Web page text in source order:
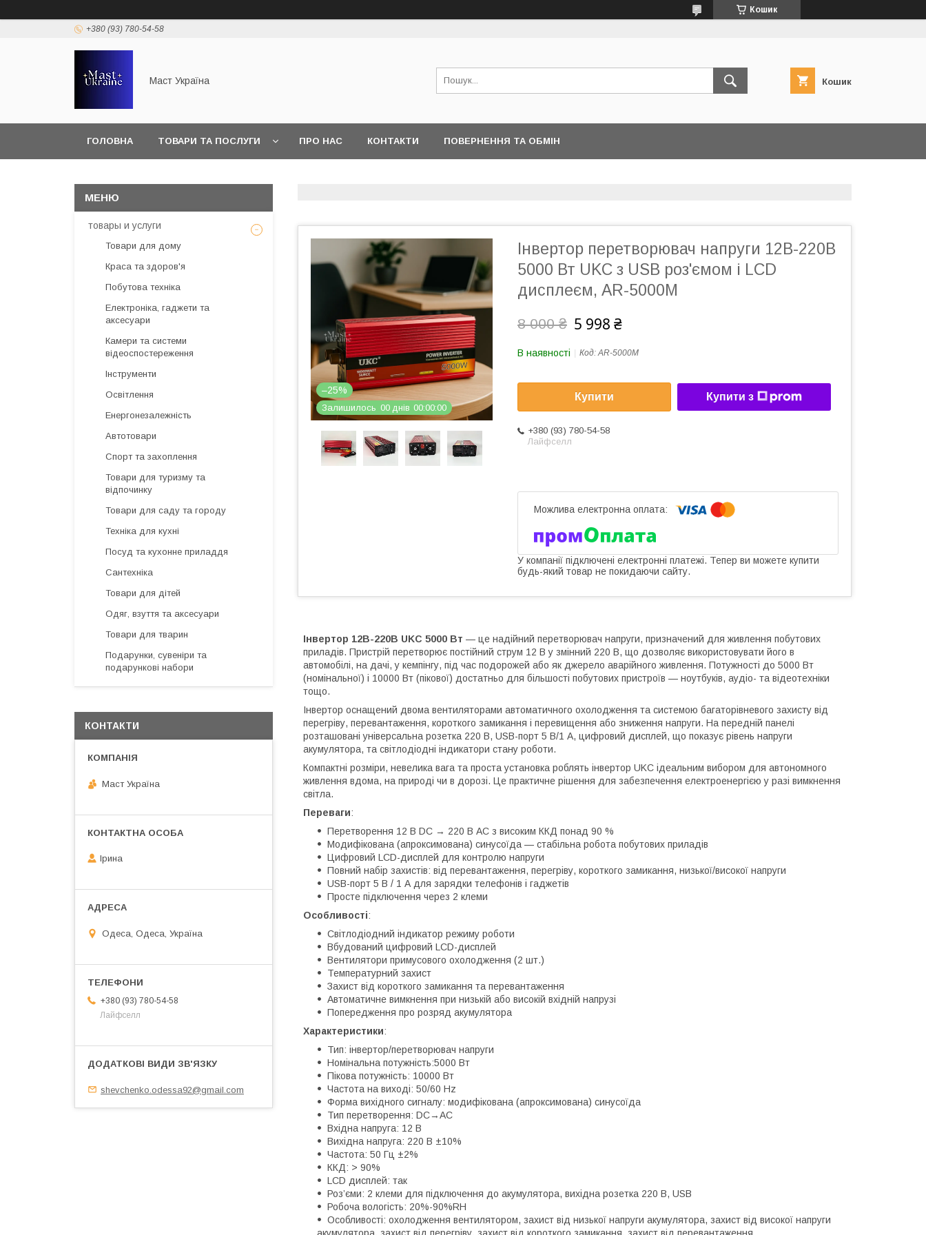
Кошик
+380 (93) 780-54-58
Маст Україна Кошик
ГОЛОВНА ТОВАРИ ТА ПОСЛУГИ ПРО НАС КОНТАКТИ ПОВЕРНЕННЯ ТА ОБМІН
–25%
Залишилось 00 днів 00 00 00
Інвертор перетворювач напруги 12В-220В
5000 Вт UKC з USB роз'ємом і LCD
дисплеєм, AR-5000M
8 000 ₴ 5 998 ₴
В наявності Код:AR-5000M
Купити Купити з
+380 (93) 780-54-58
Лайфселл
У компанії підключені електронні платежі. Тепер ви можете купити
будь-який товар не покидаючи сайту.
Інвертор 12В-220В UKC 5000 Вт — це надійний перетворювач напруги, призначений для живлення побутових
приладів. Пристрій перетворює постійний струм 12 В у змінний 220 В, що дозволяє використовувати його в
автомобілі, на дачі, у кемпінгу, під час подорожей або як джерело аварійного живлення. Потужності до 5000 Вт
(номінальної) і 10000 Вт (пікової) достатньо для більшості побутових пристроїв — ноутбуків, аудіо- та відеотехніки
тощо.
Інвертор оснащений двома вентиляторами автоматичного охолодження та системою багаторівневого захисту від
перегріву, перевантаження, короткого замикання і перевищення або зниження напруги. На передній панелі
розташовані універсальна розетка 220 В, USB-порт 5 В/1 А, цифровий дисплей, що показує рівень напруги
акумулятора, та світлодіодні індикатори стану роботи.
Компактні розміри, невелика вага та проста установка роблять інвертор UKC ідеальним вибором для автономного
живлення вдома, на природі чи в дорозі. Це практичне рішення для забезпечення електроенергією у разі вимкнення
світла.
Переваги:
Перетворення 12 В DC → 220 В AC з високим ККД понад 90 %
Модифікована (апроксимована) синусоїда — стабільна робота побутових приладів
Цифровий LCD-дисплей для контролю напруги
Повний набір захистів: від перевантаження, перегріву, короткого замикання, низької/високої напруги
USB-порт 5 В / 1 А для зарядки телефонів і гаджетів
Просте підключення через 2 клеми
Особливості:
Світлодіодний індикатор режиму роботи
Вбудований цифровий LCD-дисплей
Вентилятори примусового охолодження (2 шт.)
Температурний захист
Захист від короткого замикання та перевантаження
Автоматичне вимкнення при низькій або високій вхідній напрузі
Попередження про розряд акумулятора
Характеристики:
Тип: інвертор/перетворювач напруги
Номінальна потужність:5000 Вт
Пікова потужність: 10000 Вт
Частота на виході: 50/60 Hz
Форма вихідного сигналу: модифікована (апроксимована) синусоїда
Тип перетворення: DC→AC
Вхідна напруга: 12 В
Вихідна напруга: 220 В ±10%
Частота: 50 Гц ±2%
ККД: > 90%
LCD дисплей: так
Роз’єми: 2 клеми для підключення до акумулятора, вихідна розетка 220 В, USB
Робоча вологість: 20%-90%RH
Особливості: охолодження вентилятором, захист від низької напруги акумулятора, захист від високої напруги
товары и услуги
Товари для дому
Краса та здоров'я
Побутова техніка
Електроніка, гаджети та
аксесуари
Камери та системи
відеоспостереження
Інструменти
Освітлення
Енергонезалежність
Автотовари
Спорт та захоплення
Товари для туризму та
відпочинку
Товари для саду та городу
Техніка для кухні
Посуд та кухонне приладдя
Сантехніка
Товари для дітей
Одяг, взуття та аксесуари
Товари для тварин
Подарунки, сувеніри та
подарункові набори
КОНТАКТИ
Маст Україна
Ірина
Одеса, Одеса, Україна
+380 (93) 780-54-58
Лайфселл
shevchenko.odessa92@gmail.com